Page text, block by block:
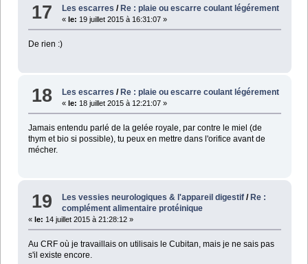
17 Les escarres / Re : plaie ou escarre coulant légérement
« le: 19 juillet 2015 à 16:31:07 »
De rien :)
18 Les escarres /Re : plaie ou escarre coulant légérement
«le: 18 juillet 2015 à 12:21:07 »
Jamais entendu parlé de la gelée royale, par contre le miel (de
thym et bio si possible), tu peux en mettre dans l'orifice avant de
mécher.
19 Les vessies neurologiques & l'appareil digestif / Re :
complément alimentaire protéinique
« le: 14 juillet 2015 à 21:28:12 »
Au CRF où je travaillais on utilisais le Cubitan, mais je ne sais pas
s'il existe encore.